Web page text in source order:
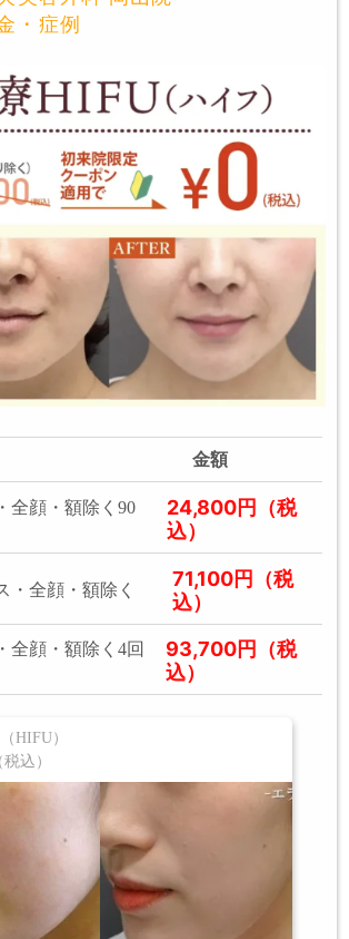
・症例
金額
全顔・額除く90
24,800円（税
込）
・全顔・額除く
71,100円（税
込）
全顔・額除く4回
93,700円（税
込）
HIFU）
込）